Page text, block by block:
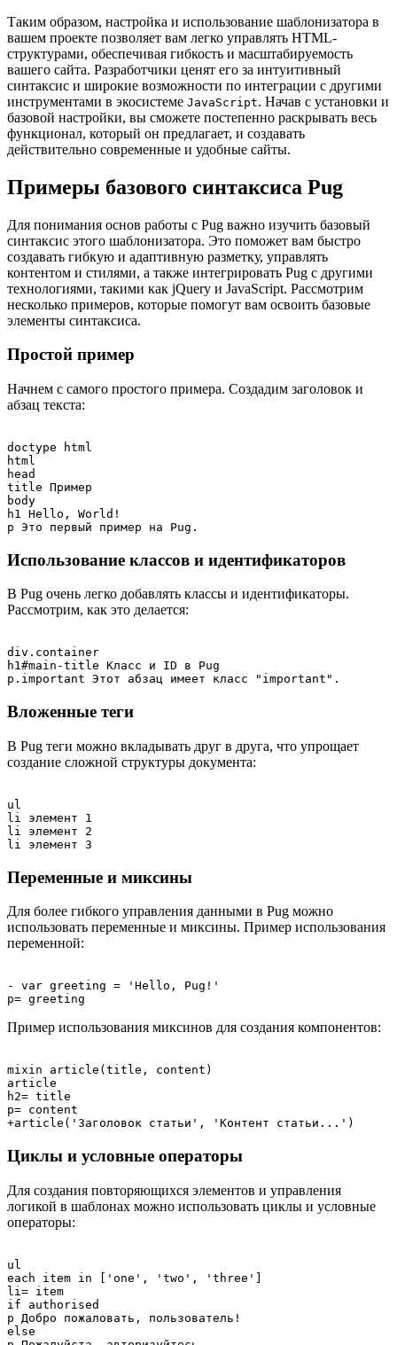
Таким образом, настройка и использование шаблонизатора в
вашем проекте позволяет вам легко управлять HTML-
структурами, обеспечивая гибкость и масштабируемость
вашего сайта. Разработчики ценят его за интуитивный
синтаксис и широкие возможности по интеграции с другими
инструментами в экосистеме JavaScript. Начав с установки и
базовой настройки, вы сможете постепенно раскрывать весь
функционал, который он предлагает, и создавать
действительно современные и удобные сайты.
Примеры базового синтаксиса Pug
Для понимания основ работы с Pug важно изучить базовый
синтаксис этого шаблонизатора. Это поможет вам быстро
создавать гибкую и адаптивную разметку, управлять
контентом и стилями, а также интегрировать Pug с другими
технологиями, такими как jQuery и JavaScript. Рассмотрим
несколько примеров, которые помогут вам освоить базовые
элементы синтаксиса.
Простой пример
Начнем с самого простого примера. Создадим заголовок и
абзац текста:
doctype html
html
head
title Пример
body
h1 Hello, World!
Использование классов и идентификаторов
В Pug очень легко добавлять классы и идентификаторы.
Рассмотрим, как это делается:
div.container
h1#main-title Класс и ID в Pug
Вложенные теги
В Pug теги можно вкладывать друг в друга, что упрощает
создание сложной структуры документа:
ul
li элемент 1
li элемент 2
Переменные и миксины
Для более гибкого управления данными в Pug можно
использовать переменные и миксины. Пример использования
переменной:
- var greeting = 'Hello, Pug!'
Пример использования миксинов для создания компонентов:
mixin article(title, content)
article
h2= title
p= content
Циклы и условные операторы
Для создания повторяющихся элементов и управления
логикой в шаблонах можно использовать циклы и условные
операторы:
ul
each item in ['one', 'two', 'three']
li= item
if authorised
p Добро пожаловать, пользователь!
else